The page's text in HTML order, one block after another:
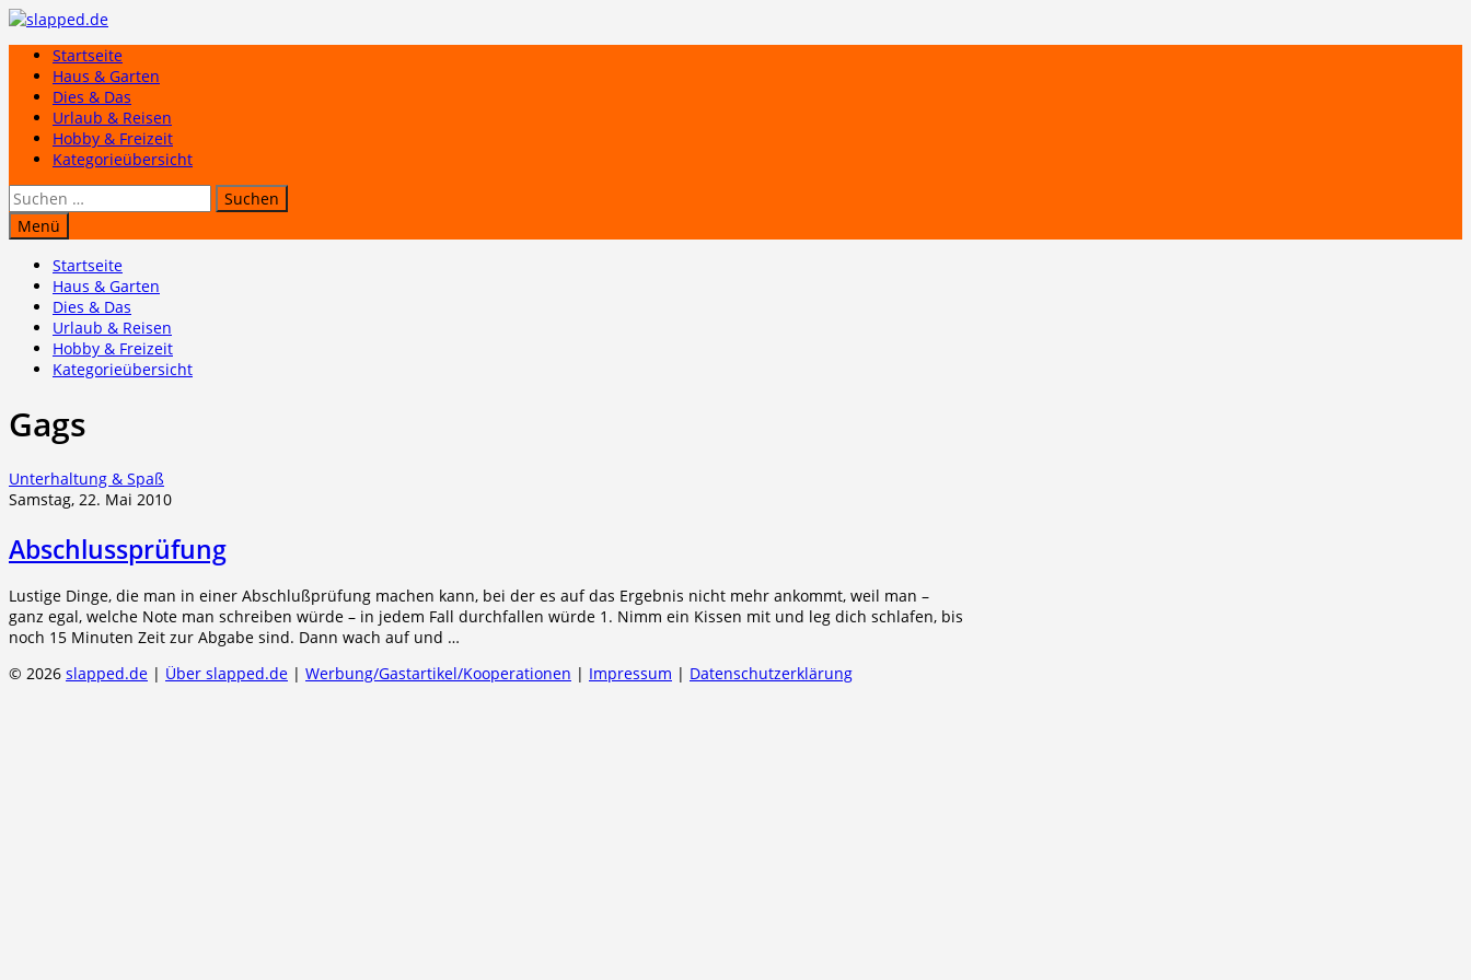
Zum
springenStartseite
Haus & Garten
Dies & Das
Urlaub & Reisen
Hobby & Freizeit
Kategorieübersicht
Suchen
nach:
Menü
Startseite
Haus & Garten
Dies & Das
Urlaub & Reisen
Hobby & Freizeit
Kategorieübersicht
Gags
Unterhaltung & Spaß
Samstag, 22. Mai 2010
Abschlussprüfung
Lustige Dinge, die man in einer Abschlußprüfung machen kann, bei der es auf das Ergebnis nicht mehr ankommt, weil man –
ganz egal, welche Note man schreiben würde – in jedem Fall durchfallen würde 1. Nimm ein Kissen mit und leg dich schlafen, bis
noch 15 Minuten Zeit zur Abgabe sind. Dann wach auf und …
© 2026 slapped.de | Über slapped.de | Werbung/Gastartikel/Kooperationen | Impressum | Datenschutzerklärung